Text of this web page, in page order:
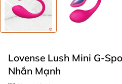
Lovense Lush Mini G-
Nhắn Mạnh